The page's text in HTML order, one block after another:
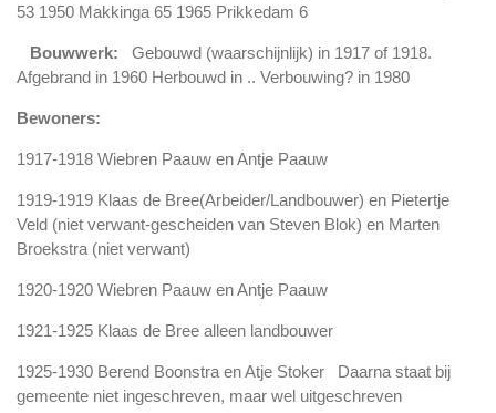
53 1950 Makkinga 65 1965 Prikkedam 6
Bouwwerk:
Gebouwd (waarschijnlijk) in 1917 of 1918.
Afgebrand in 1960 Herbouwd in .. Verbouwing? in 1980
Bewoners:
1917-1918 Wiebren Paauw en Antje Paauw
1919-1919 Klaas de Bree(Arbeider/Landbouwer) en Pietertje
Veld (niet verwant-gescheiden van Steven Blok) en Marten
Broekstra (niet verwant)
1920-1920 Wiebren Paauw en Antje Paauw
1921-1925 Klaas de Bree alleen landbouwer
1925-1930 Berend Boonstra en Atje Stoker
Daarna staat bij
gemeente niet ingeschreven, maar wel uitgeschreven